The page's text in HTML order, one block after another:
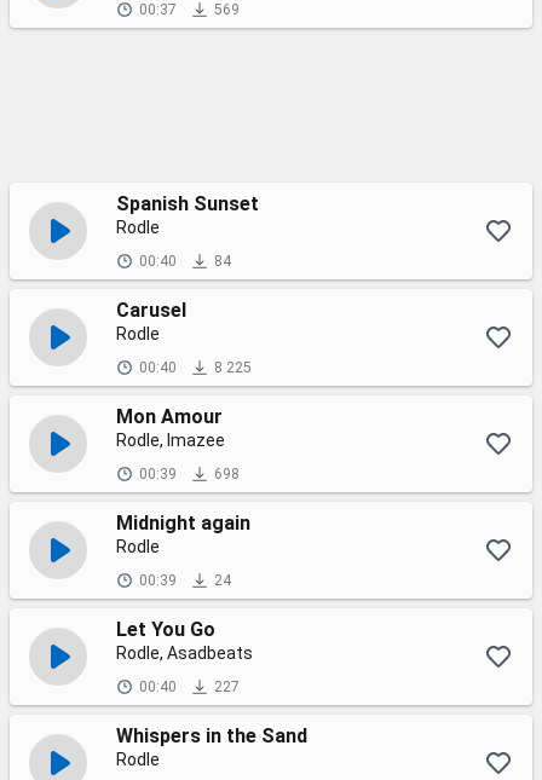
00:37 569
Spanish Sunset
Rodle
00:40 84
Carusel
Rodle
00:40 8 225
Mon Amour
Rodle, Imazee
00:39 698
Midnight again
Rodle
00:39 24
Let You Go
Rodle, Asadbeats
00:40 227
Whispers in the Sand
Rodle